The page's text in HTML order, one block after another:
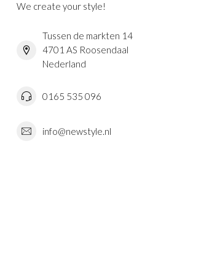
We create your style!
Tussen de markten 14
4701 AS Roosendaal
Nederland
0165 535 096
info@newstyle.nl